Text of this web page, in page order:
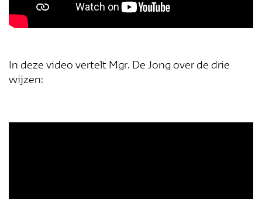
In deze video vertelt Mgr. De Jong over de drie
wijzen: